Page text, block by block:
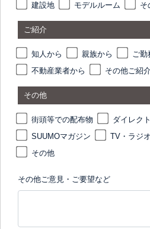
建設地 モデルルーム そ
ご紹介
知人から 親族から
ご勤
不動産業者から
その他ご紹
その他
街頭等での配布物
ダイレク
SUUMOマガジン
TV・ラジ
その他
その他ご意見・ご要望など